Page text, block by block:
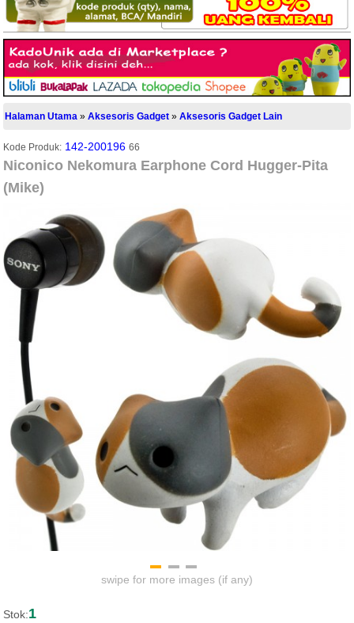
Halaman Utama »Aksesoris Gadget »Aksesoris Gadget Lain
Kode Produk: 142-20019666
Niconico Nekomura Earphone Cord Hugger-Pita
(Mike)
swipe for more images (if any)
Stok:1